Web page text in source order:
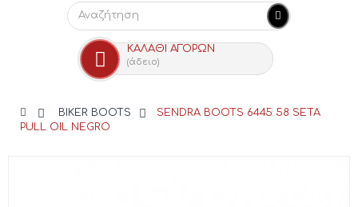
ΚΑΛΆΘΙ ΑΓΟΡΏΝ
(άδειο)
> BIKER BOOTS >
SENDRA BOOTS 6445 58 SETA
PULL OIL NEGRO